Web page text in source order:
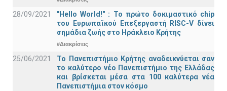
28/09/2021
"Hello World!" : Το πρώτο δοκιμαστικό chip
του Ευρωπαϊκού Επεξεργαστή RISC-V δίνει
σημάδια ζωής στο Ηράκλειο Κρήτης
#Διακρίσεις
25/06/2021
Το Πανεπιστήμιο Κρήτης αναδεικνύεται σαν
το καλύτερο νέο Πανεπιστήμιο της Ελλάδας
και βρίσκεται μέσα στα 100 καλύτερα νέα
Πανεπιστήμια στον κόσμο